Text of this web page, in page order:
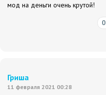
мод на деньги очень крутой!
0
Гриша
11 февраля 2021 00:28